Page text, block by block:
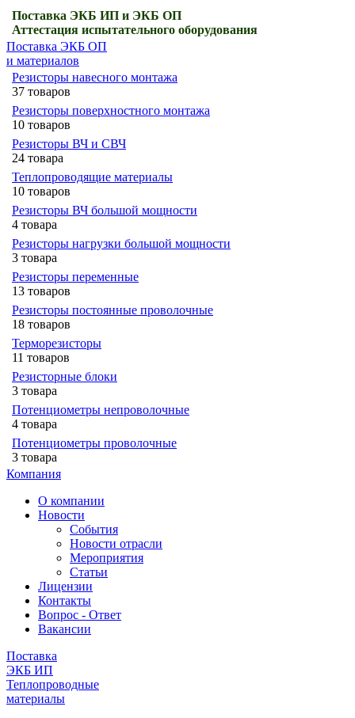
Поставка ЭКБ ИП и ЭКБ ОП
Аттестация испытательного оборудования
Поставка ЭКБ ОП
и материалов
Резисторы навесного монтажа
37 товаров
Резисторы поверхностного монтажа
10 товаров
Резисторы ВЧ и СВЧ
24 товара
Теплопроводящие материалы
10 товаров
Резисторы ВЧ большой мощности
4 товара
Резисторы нагрузки большой мощности
3 товара
Резисторы переменные
13 товаров
Резисторы постоянные проволочные
18 товаров
Терморезисторы
11 товаров
Резисторные блоки
3 товара
Потенциометры непроволочные
4 товара
Потенциометры проволочные
3 товара
Компания
О компании
Новости
События
Новости отрасли
Мероприятия
Статьи
Лицензии
Контакты
Вопрос - Ответ
Вакансии
Поставка
ЭКБ ИП
Теплопроводные
материалы